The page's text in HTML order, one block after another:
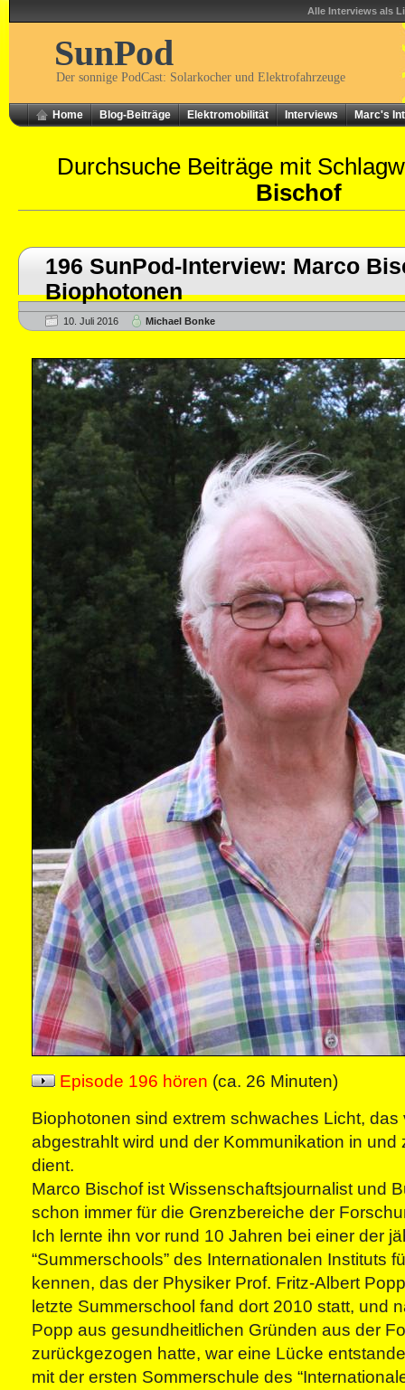
Alle Interviews als
SunPod
Der sonnige PodCast: Solarkocher und Elektrofahrzeuge
Home Blog-Beiträge Elektromobilität Interviews Marc's
Durchsuche Beiträge mit
Bischof
196 SunPod-Interview: Marco
Biophotonen
10. Juli 2016 Michael Bonke
Episode 196 hören (ca. 26 Minuten)
Biophotonen sind extrem schwaches Licht, das
abgestrahlt wird und der Kommunikation in und
dient.
Marco Bischof ist Wissenschaftsjournalist und
schon immer für die Grenzbereiche der
Ich lernte ihn vor rund 10 Jahren bei einer der
“Summerschools” des Internationalen Instituts
kennen, das der Physiker Prof. Fritz-Albert
letzte Summerschool fand dort 2010 statt, und
Popp aus gesundheitlichen Gründen aus der
zurückgezogen hatte, war eine Lücke
mit der ersten Sommerschule des